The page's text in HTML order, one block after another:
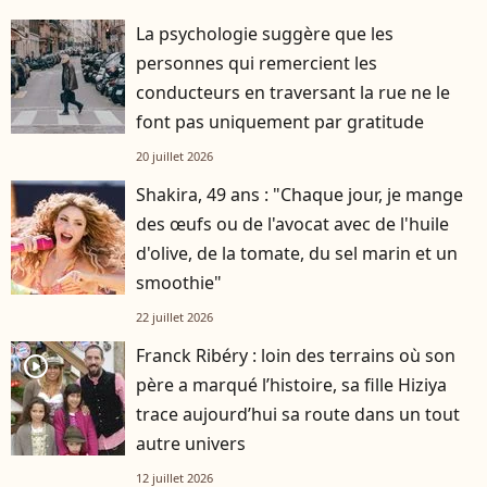
La psychologie suggère que les
personnes qui remercient les
conducteurs en traversant la rue ne le
font pas uniquement par gratitude
20 juillet 2026
Shakira, 49 ans : "Chaque jour, je mange
des œufs ou de l'avocat avec de l'huile
d'olive, de la tomate, du sel marin et un
smoothie"
22 juillet 2026
player2
Franck Ribéry : loin des terrains où son
père a marqué l’histoire, sa fille Hiziya
trace aujourd’hui sa route dans un tout
autre univers
12 juillet 2026